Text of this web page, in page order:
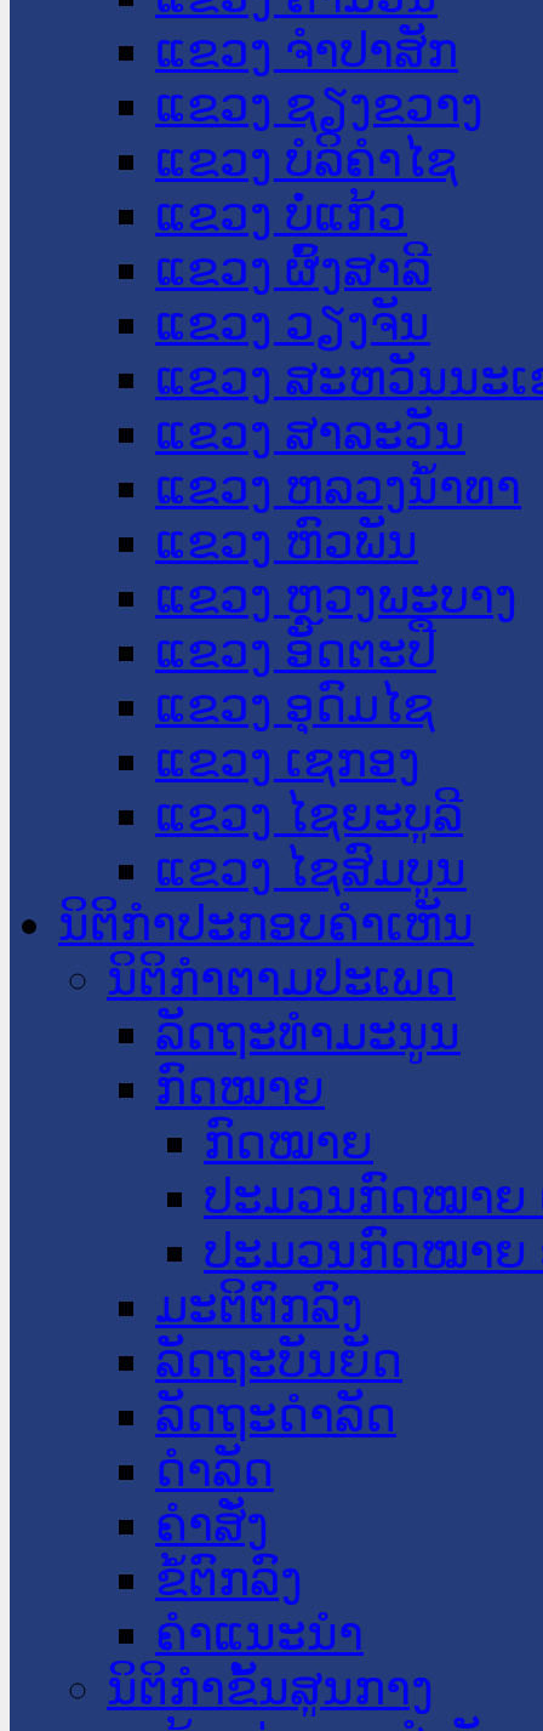
ແຂວງ ຈໍາປາສັກ
ແຂວງ ຊຽງຂວາງ
ແຂວງ ບໍລິຄໍາໄຊ
ແຂວງ ບໍ່ແກ້ວ
ແຂວງ ຜົ້ງສາລີ
ແຂວງ ວຽງຈັນ
ແຂວງ ສະຫວັນນະ
ແຂວງ ສາລະວັນ
ແຂວງ ຫລວງນໍ້າທາ
ແຂວງ ຫົວພັນ
ແຂວງ ຫຼວງພະບາງ
ແຂວງ ອັດຕະປື
ແຂວງ ອຸດົມໄຊ
ແຂວງ ເຊກອງ
ແຂວງ ໄຊຍະບູລີ
ແຂວງ ໄຊສົມບູນ
ນິຕິກໍາປະກອບຄໍາເຫັນ
ນິຕິກໍາຕາມປະເພດ
ລັດຖະທໍາມະນູນ
ກົດໝາຍ
ກົດໝາຍ
ປະມວນກົດໝາຍ
ປະມວນກົດໝາຍ
ມະຕິຕົກລົງ
ລັດຖະບັນຍັດ
ລັດຖະດໍາລັດ
ດໍາລັດ
ຄໍາສັ່ງ
ຂໍ້ຕົກລົງ
ຄໍາແນະນໍາ
ນິຕິກຳຂັ້ນສູນກາງ